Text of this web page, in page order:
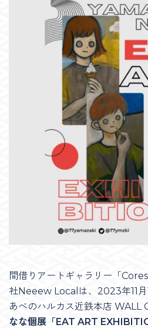
間借りアートギャラリー「
社Neeew Localは、2023年11月
あべのハルカス近鉄本店 WALL
なな個展「EAT ART